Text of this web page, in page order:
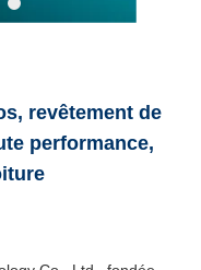
revêtement de
performance,